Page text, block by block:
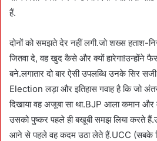
हैं.
दोनों को समझते देर नहीं लगी.जो शख्स हताश-
जितवा दे, वह खुद कैसे और क्यों हारेगा!उन्होंने
बने.लगातार दो बार ऐसी उपलब्धि उनके सिर
Election लड़ा और इतिहास गवाह है कि जो
दिखाया वह अजूबा सा था.BJP आला कमान और
उसको पुष्कर पहले ही बखूबी समझ लिया करते
आने से पहले वह कदम उठा लेते हैं.UCC (सबके